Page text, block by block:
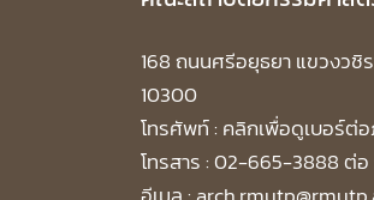
168 ถนนศรีอยุธยา แขวงว
10300
โทรศัพท์ : คลิกเพื่อดูเบอร์ต่อ
โทรสาร : 02-665-3888 ต่